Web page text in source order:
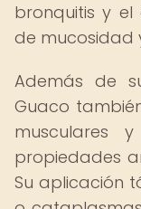
bronquitis y el
de mucosidad
Además de
Guaco
musculares
propiedades
Su aplicación